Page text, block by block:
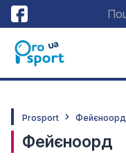
Prosport Фейєноорд
Фейєноорд